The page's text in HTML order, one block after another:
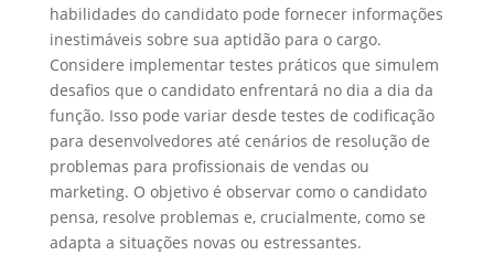
habilidades do candidato pode fornecer informações
inestimáveis sobre sua aptidão para o cargo.
Considere implementar testes práticos que simulem
desafios que o candidato enfrentará no dia a dia da
função. Isso pode variar desde testes de codificação
para desenvolvedores até cenários de resolução de
problemas para profissionais de vendas ou
marketing. O objetivo é observar como o candidato
pensa, resolve problemas e, crucialmente, como se
adapta a situações novas ou estressantes.